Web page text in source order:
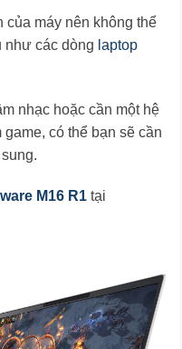
máy nên không thể
như các dòng laptop
nhạc hoặc cần một hệ
có thể bạn sẽ cần
M16 R1 tại